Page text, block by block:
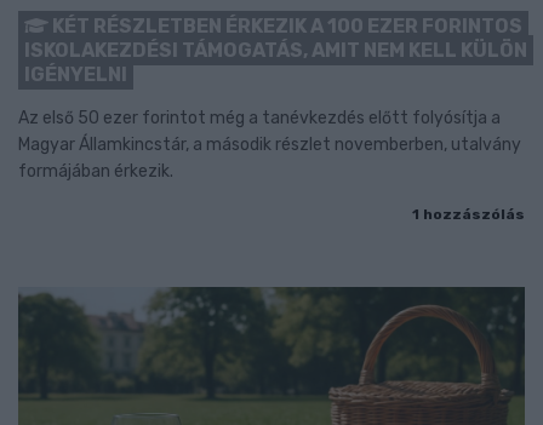
KÉT RÉSZLETBEN ÉRKEZIK A 100 EZER FORINTOS
ISKOLAKEZDÉSI TÁMOGATÁS, AMIT NEM KELL KÜLÖN
IGÉNYELNI
Az első 50 ezer forintot még a tanévkezdés előtt folyósítja a
Magyar Államkincstár, a második részlet novemberben, utalvány
formájában érkezik.
1 hozzászólás